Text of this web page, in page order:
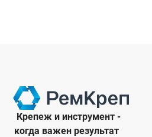
Крепеж и инструмент -
когда важен результат